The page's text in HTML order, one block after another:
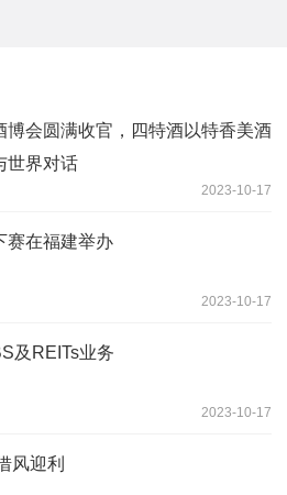
博会圆满收官，四特酒以特香美酒
世界对话
2023-10-17
赛在福建举办
2023-10-17
及REITs业务
2023-10-17
风迎利